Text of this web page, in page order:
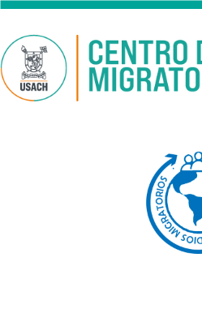
Pasar al contenido principal